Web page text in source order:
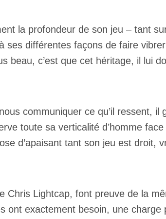
la profondeur de son jeu – tant
ses différentes façons de faire
beau, c’est que cet héritage, il lui
communiquer ce qu’il ressent,
toute sa verticalité d’homme
d’apaisant tant son jeu est droit,
Lightcap, font preuve de la
ont exactement besoin, une